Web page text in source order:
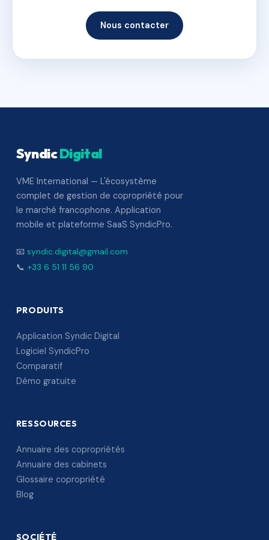
Nous contacter
SyndicDigital
VME International — L'écosystème
complet de gestion de copropriété pour
le marché francophone. Application
mobile et plateforme SaaS SyndicPro.
📧 syndic.digital@gmail.com
📞 +33 6 51 11 56 90
PRODUITS
Application Syndic Digital
Logiciel SyndicPro
Comparatif
Démo gratuite
RESSOURCES
Annuaire des copropriétés
Annuaire des cabinets
Glossaire copropriété
Blog
SOCIÉTÉ